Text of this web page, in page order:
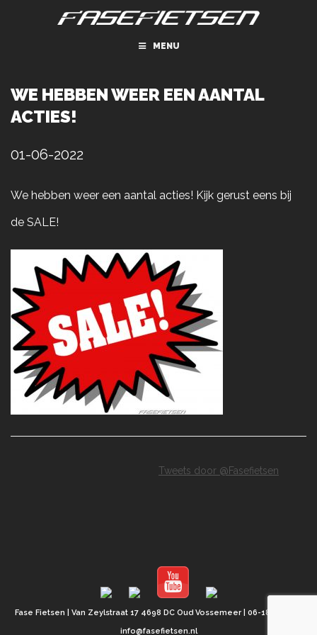
MENU
WE HEBBEN WEER EEN AANTAL
ACTIES!
01-06-2022
We hebben weer een aantal acties! Kijk gerust eens bij
de SALE!
Tweets door @Fasefietsen
Fase Fietsen | Van Zeylstraat 17 4698 DC Oud Vossemeer | 06-18659176 |
info@fasefietsen.nl